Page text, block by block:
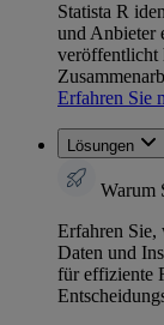
Statista R
und Anbieter
veröffentlicht
Erfahren Sie
Lösungen
Warum
Erfahren Sie,
Daten und
für effiziente